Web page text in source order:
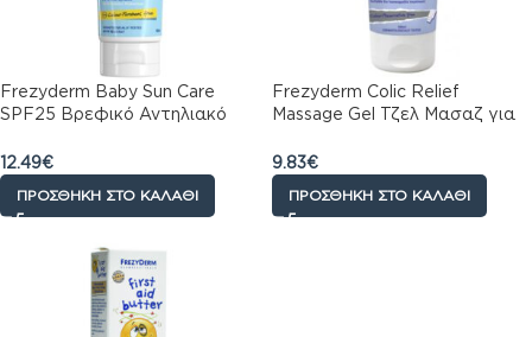
Frezyderm Baby Sun Care
SPF25 Βρεφικό Αντηλιακό
Σώματος, 100ml
12.49€
ΠΡΟΣΘΉΚΗ ΣΤΟ ΚΑΛΆΘΙ
Frezyderm Colic Relief
Massage Gel Τζελ Μασαζ για
Κολικους, 100
9.83€
ΠΡΟΣΘΉΚΗ ΣΤΟ ΚΑΛΆΘΙ